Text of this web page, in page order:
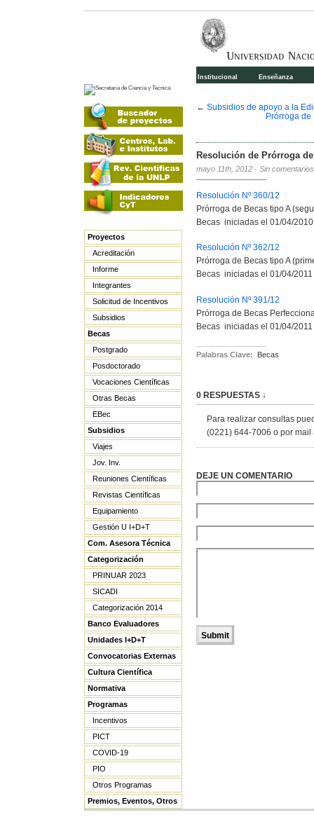
Institucional Enseñanza
Proyectos
Acreditación
Informe
Integrantes
Solicitud de Incentivos
Subsidios
Becas
Postgrado
Posdoctorado
Vocaciones Científicas
Otras Becas
EBec
Subsidios
Viajes
Jov. Inv.
Reuniones Científicas
Revistas Científicas
Equipamiento
Gestión U I+D+T
Com. Asesora Técnica
Categorización
PRINUAR 2023
SICADI
Categorización 2014
Banco Evaluadores
Unidades I+D+T
Convocatorias Externas
Cultura Científica
Normativa
Programas
Incentivos
PICT
COVID-19
PIO
Otros Programas
Premios, Eventos, Otros
← Subsidios de apoyo a la
Prórroga
Resolución de Prórroga
mayo 11th, 2012 · Sin comentarios
Resolución Nº 360/12
Prórroga de Becas tipo A
Becas iniciadas el 01/04/2010
Resolución Nº 362/12
Prórroga de Becas tipo A
Becas iniciadas el 01/04/2011
Resolución Nº 391/12
Prórroga de Becas
Becas iniciadas el 01/04/2011
Palabras Clave: Becas
0 RESPUESTAS ↓
Para realizar consultas
(0221) 644-7006 o por
DEJE UN COMENTARIO